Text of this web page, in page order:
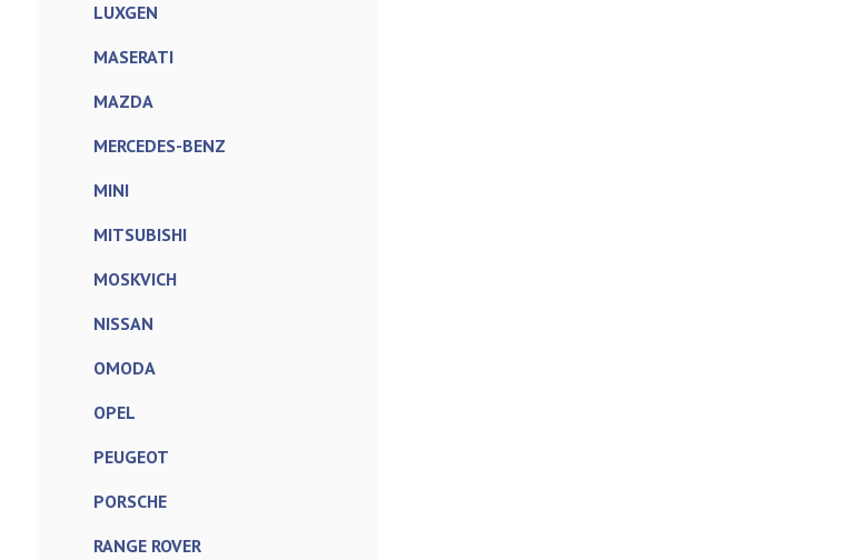
LUXGEN
MASERATI
MAZDA
MERCEDES-BENZ
MINI
MITSUBISHI
MOSKVICH
NISSAN
OMODA
OPEL
PEUGEOT
PORSCHE
RANGE ROVER